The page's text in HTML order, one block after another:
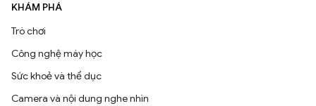
KHÁM PHÁ
Trò chơi
Công nghệ máy học
Sức khoẻ và thể dục
Camera và nội dung nghe nhìn